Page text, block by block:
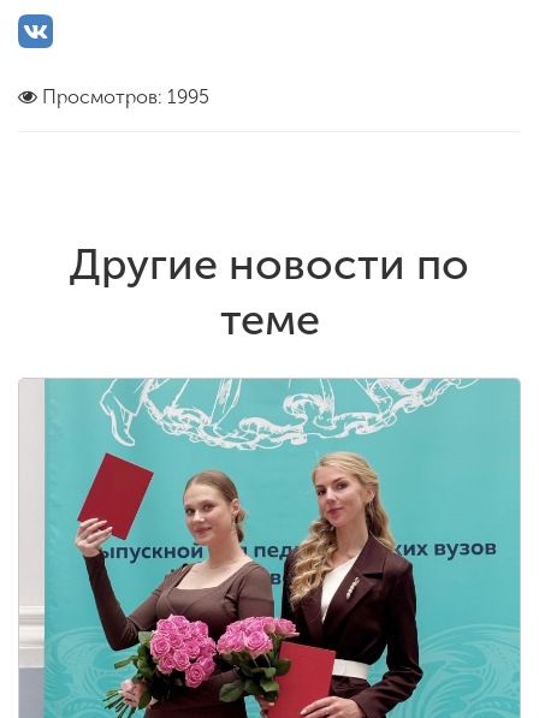
Просмотров: 1995
Другие новости по
теме